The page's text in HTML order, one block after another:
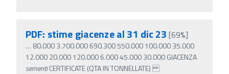
PDF: stime giacenze al 31 dic 23 [69%]
… 80.000 3.700.000 690.300 550.000 100.000 35.000
12.000 20.000 120.000 6.000 45.000 30.000 GIACENZA
sementiCERTIFICATE (QTA IN TONNELLATE)